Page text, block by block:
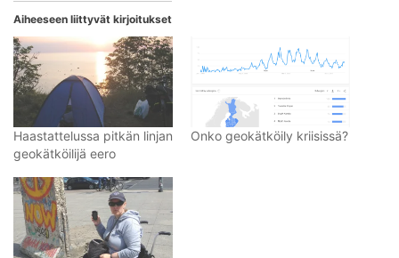
Aiheeseen liittyvät kirjoitukset
Haastattelussa pitkän linjan
geokätköilijä eero
Onko geokätköily kriisissä?